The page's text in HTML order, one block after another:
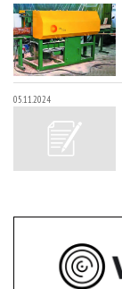
05.11.2024